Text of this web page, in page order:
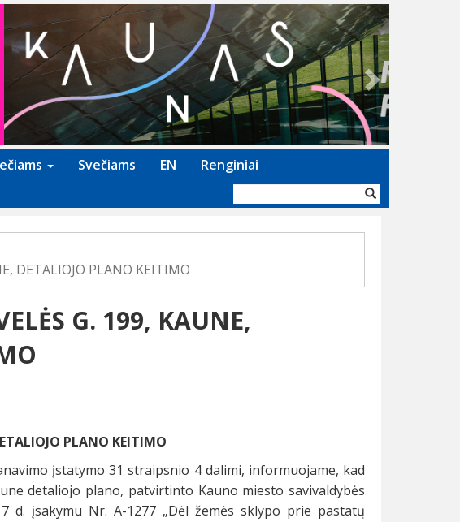
Next
Svečiams EN Renginiai
forma
DETALIOJO PLANO KEITIMO
G. 199, KAUNE,
PLANO KEITIMO
įstatymo 31 straipsnio 4 dalimi, informuojame, kad
detaliojo plano, patvirtinto Kauno miesto savivaldybės
d. įsakymu Nr. A-1277 „Dėl žemės sklypo prie pastatų